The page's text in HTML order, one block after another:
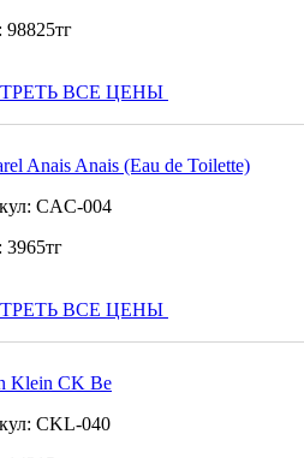
98825тг
ВСЕ ЦЕНЫ
Anais Anais (Eau de Toilette)
CAC-004
3965тг
ВСЕ ЦЕНЫ
Klein CK Be
CKL-040